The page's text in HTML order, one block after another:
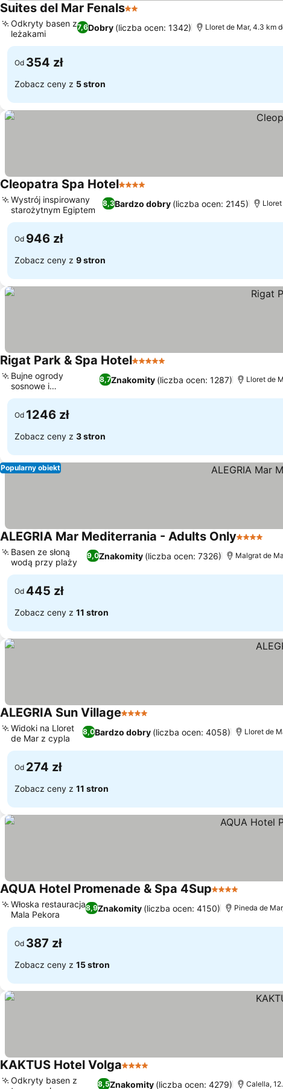
Suites del Mar Fenals2 Kategoria
7,6Dobry (liczba ocen: 1342)
Odkryty basen z
leżakami
Lloret de Mar, 4.3 km
Od 354 zł
Zobacz ceny z 5 stron
Cleopatra Spa Hotel4 Kategoria
8,3Bardzo dobry (liczba ocen: 2145)
Wystrój inspirowany
starożytnym Egiptem
Od 946 zł
Zobacz ceny z 9 stron
Rigat Park & Spa Hotel5 Kategoria
8,7Znakomity (liczba ocen: 1287)
Bujne ogrody
sosnowe i
eukaliptusowe
Lloret de
Od 1246 zł
Zobacz ceny z 3 stron
Popularny obiekt
ALEGRIA Mar Mediterrania - Adults Only4 Kategoria
9,0Znakomity (liczba ocen: 7326)
Basen ze słoną
wodą przy plaży
Malgrat de
Od 445 zł
Zobacz ceny z 11 stron
ALEGRIA Sun Village4 Kategoria
8,0Bardzo dobry (liczba ocen: 4058)
Widoki na Lloret
de Mar z cypla
Lloret de
Od 274 zł
Zobacz ceny z 11 stron
AQUA Hotel Promenade & Spa 4Sup4 Kategoria
8,9Znakomity (liczba ocen: 4150)
Włoska restauracja
Mala Pekora
Pineda de
Od 387 zł
Zobacz ceny z 15 stron
KAKTUS Hotel Volga4 Kategoria
8,5Znakomity (liczba ocen: 4279)
Odkryty basen z
Calella,